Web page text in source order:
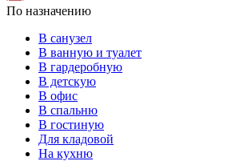
По назначению
В санузел
В ванную и туалет
В гардеробную
В детскую
В офис
В спальню
В гостиную
Для кладовой
На кухню